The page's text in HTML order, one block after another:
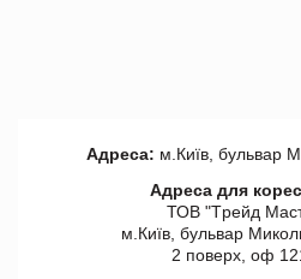
Адреса: м.Київ, бульвар
Адреса для
ТОВ "Tрейд
м.Київ, бульвар
2 поверх, оф